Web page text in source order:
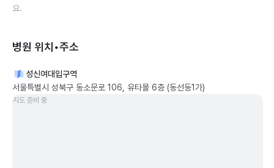
요.
병원 위치•주소
성신여대입구역
서울특별시 성북구 동소문로 106, 유타몰 6층 (동선동1가)
지도 준비 중